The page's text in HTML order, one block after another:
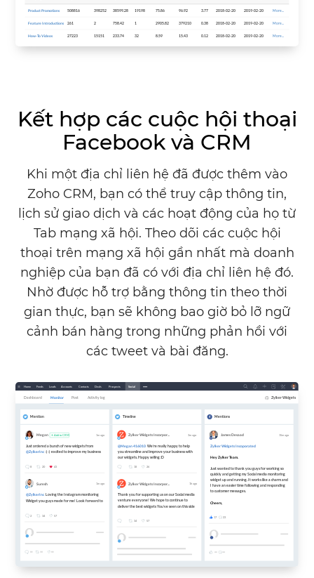
Kết hợp các cuộc hội thoại
Facebook và CRM
Khi một địa chỉ liên hệ đã được thêm vào
Zoho CRM, bạn có thể truy cập thông tin,
lịch sử giao dịch và các hoạt động của họ từ
Tab mạng xã hội. Theo dõi các cuộc hội
thoại trên mạng xã hội gần nhất mà doanh
nghiệp của bạn đã có với địa chỉ liên hệ đó.
Nhờ được hỗ trợ bằng thông tin theo thời
gian thực, bạn sẽ không bao giờ bỏ lỡ ngữ
cảnh bán hàng trong những phản hồi với
các tweet và bài đăng.